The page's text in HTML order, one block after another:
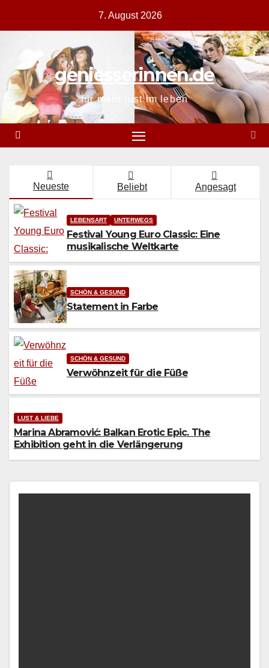
7. August 2026
geniesserinnen.de
für mehr lust im leben
Neueste Beliebt Angesagt
LEBENSART UNTERWEGS
Festival Young Euro Classic: Eine
musikalische Weltkarte
SCHÖN & GESUND
Statement in Farbe
SCHÖN & GESUND
Verwöhnzeit für die Füße
LUST & LIEBE
Marina Abramović: Balkan Erotic Epic. The
Exhibition geht in die Verlängerung